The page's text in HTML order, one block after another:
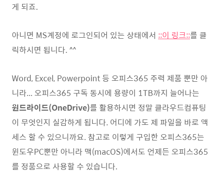
게 되죠.
아니면 MS계정에 로그인되어 있는 상태에서 ::이 링크::를 클
릭하시면 됩니다. ^^
Word, Excel, Powerpoint 등 오피스365 주력 제품 뿐만 아
니라... 오피스365 구독 동시에 용량이 1TB까지 늘어나는
원드라이드(OneDrive)를 활용하시면 정말 클라우드컴퓨팅
이 무엇인지 실감하게 됩니다. 어디에 가도 제 파일을 바로 액
세스 할 수 있으니까요. 참고로 이렇게 구입한 오피스365는
윈도우PC뿐만 아니라 맥(macOS)에서도 언제든 오피스365
를 정품으로 사용할 수 있습니다.